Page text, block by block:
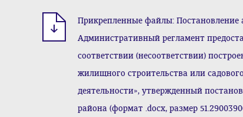
Прикрепленные файлы: Постановление
Административный регламент
соответствии (несоответствии)
жилищного строительства или
деятельности», утвержденный
района (формат .docx, размер